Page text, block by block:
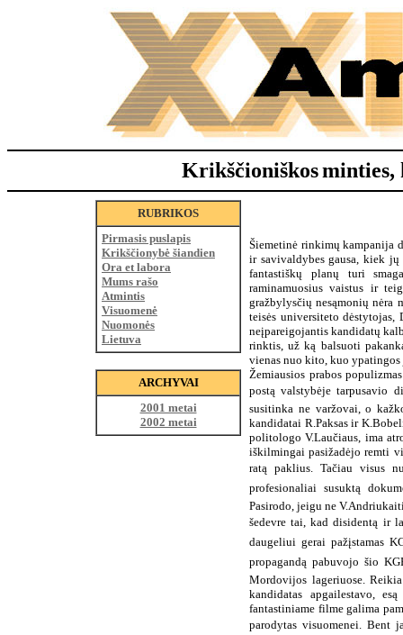
Krikščioniškosminties,
RUBRIKOS
Pirmasis puslapis
Krikščionybė šiandien
Ora et labora
Mums rašo
Atmintis
Visuomenė
Nuomonės
Lietuva
ARCHYVAI
2001 metai
2002 metai
Šiemetinė rinkimų kampanija
ir savivaldybes gausa, kiek jų
fantastiškų planų turi
raminamuosius vaistus ir
gražbylysčių nesąmonių nėra
teisės universiteto
neįpareigojantis kandidatų
rinktis, už ką balsuoti
vienas nuo kito, kuo
Žemiausios prabos
postą valstybėje tarpusavio
susitinka ne varžovai, o
kandidatai R.Paksas ir
politologo V.Laučiaus, ima
iškilmingai pasižadėjo remti
ratą paklius. Tačiau visus
profesionaliai susuktą
Pasirodo, jeigu ne
šedevre tai, kad disidentą
daugeliui gerai pažįstamas
propagandą pabuvojo šio
Mordovijos lageriuose.
kandidatas apgailestavo,
fantastiniame filme galima
parodytas visuomenei. Bent